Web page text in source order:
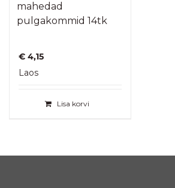
mahedad
pulgakommid 14tk
€ 4,15
Laos
Lisa korvi